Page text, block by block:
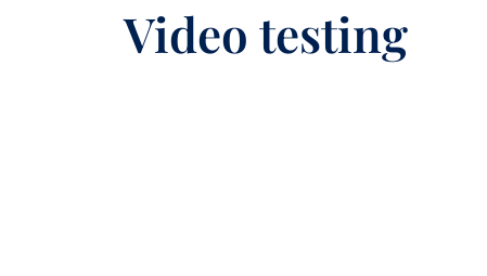
Video testing